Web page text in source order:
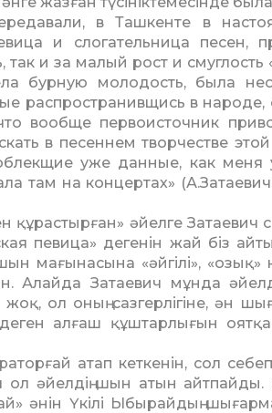
в Ташкенте в
и слогательница песен,
так и за малый рост и
бурную молодость, была
распрост­ра­нив­щись в
вообще первоисточник
в песеннем творчестве
уже данные, как меня
там на кон­цертах»
әйелге Затаевич
певица» дегенін жай біз
мағына­сына «әйгілі»,
Затаевич мұнда
ол оның сазгерлігіне, ән
алғаш құш­тар­лығын
атап кеткенін, сол
ол әйелдің шын атын
әнін Үкілі Ыбырайдың